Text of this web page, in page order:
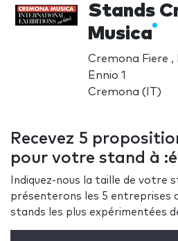
Stands
Musica
Cremona Fiere ,
Ennio 1
Cremona (IT)
Recevez 5
pour votre stand à
Indiquez-nous la taille de votre
présenterons les 5 entreprises
stands les plus expérimentées